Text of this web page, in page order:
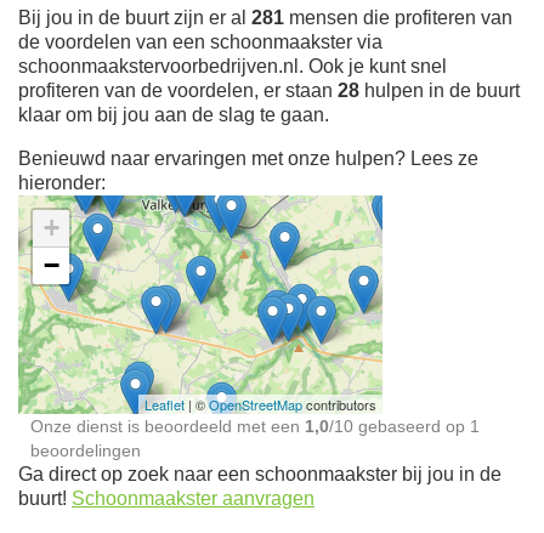
Bij jou in de buurt zijn er al 281 mensen die profiteren van
de voordelen van een schoonmaakster via
schoonmaakstervoorbedrijven.nl. Ook je kunt snel
profiteren van de voordelen, er staan 28 hulpen in de buurt
klaar om bij jou aan de slag te gaan.
Benieuwd naar ervaringen met onze hulpen? Lees ze
hieronder:
Ontdek meer ervaringen
Schoonmaakster bij
jou in de buurt
+
−
Leaflet | ©OpenStreetMapcontributors
Onze dienst is beoordeeld met een 1,0/10 gebaseerd op 1
beoordelingen
Ga direct op zoek naar een schoonmaakster bij jou in de
buurt! Schoonmaakster aanvragen